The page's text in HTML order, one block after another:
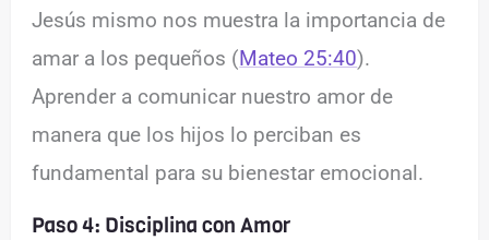
Jesús mismo nos muestra la importancia de
amar a los pequeños (Mateo 25:40).
Aprender a comunicar nuestro amor de
manera que los hijos lo perciban es
fundamental para su bienestar emocional.
Paso 4: Disciplina con Amor